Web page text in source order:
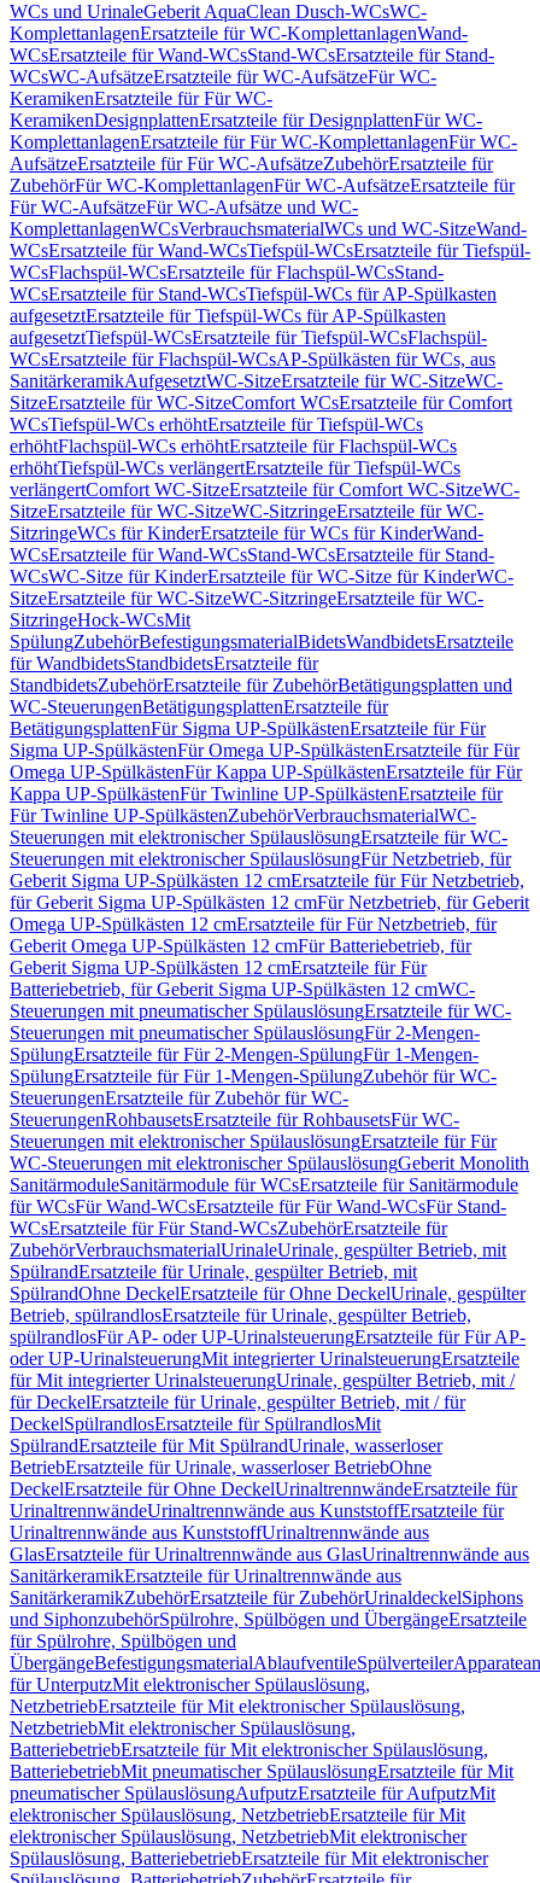
WCs und UrinaleGeberit AquaClean Dusch-WCsWC-
KomplettanlagenErsatzteile für WC-KomplettanlagenWand-
WCsErsatzteile für Wand-WCsStand-WCsErsatzteile für Stand-
WCsWC-AufsätzeErsatzteile für WC-AufsätzeFür WC-
KeramikenErsatzteile für Für WC-
KeramikenDesignplattenErsatzteile für DesignplattenFür WC-
KomplettanlagenErsatzteile für Für WC-KomplettanlagenFür WC-
AufsätzeErsatzteile für Für WC-AufsätzeZubehörErsatzteile für
ZubehörFür WC-KomplettanlagenFür WC-AufsätzeErsatzteile für
Für WC-AufsätzeFür WC-Aufsätze und WC-
KomplettanlagenWCsVerbrauchsmaterialWCs und WC-SitzeWand-
WCsErsatzteile für Wand-WCsTiefspül-WCsErsatzteile für Tiefspül-
WCsFlachspül-WCsErsatzteile für Flachspül-WCsStand-
WCsErsatzteile für Stand-WCsTiefspül-WCs für AP-Spülkasten
aufgesetztErsatzteile für Tiefspül-WCs für AP-Spülkasten
aufgesetztTiefspül-WCsErsatzteile für Tiefspül-WCsFlachspül-
WCsErsatzteile für Flachspül-WCsAP-Spülkästen für WCs, aus
SanitärkeramikAufgesetztWC-SitzeErsatzteile für WC-SitzeWC-
SitzeErsatzteile für WC-SitzeComfort WCsErsatzteile für Comfort
WCsTiefspül-WCs erhöhtErsatzteile für Tiefspül-WCs
erhöhtFlachspül-WCs erhöhtErsatzteile für Flachspül-WCs
erhöhtTiefspül-WCs verlängertErsatzteile für Tiefspül-WCs
verlängertComfort WC-SitzeErsatzteile für Comfort WC-SitzeWC-
SitzeErsatzteile für WC-SitzeWC-SitzringeErsatzteile für WC-
SitzringeWCs für KinderErsatzteile für WCs für KinderWand-
WCsErsatzteile für Wand-WCsStand-WCsErsatzteile für Stand-
WCsWC-Sitze für KinderErsatzteile für WC-Sitze für KinderWC-
SitzeErsatzteile für WC-SitzeWC-SitzringeErsatzteile für WC-
SitzringeHock-WCsMit
SpülungZubehörBefestigungsmaterialBidetsWandbidetsErsatzteile
für WandbidetsStandbidetsErsatzteile für
StandbidetsZubehörErsatzteile für ZubehörBetätigungsplatten und
WC-SteuerungenBetätigungsplattenErsatzteile für
BetätigungsplattenFür Sigma UP-SpülkästenErsatzteile für Für
Sigma UP-SpülkästenFür Omega UP-SpülkästenErsatzteile für Für
Omega UP-SpülkästenFür Kappa UP-SpülkästenErsatzteile für Für
Kappa UP-SpülkästenFür Twinline UP-SpülkästenErsatzteile für
Für Twinline UP-SpülkästenZubehörVerbrauchsmaterialWC-
Steuerungen mit elektronischer SpülauslösungErsatzteile für WC-
Steuerungen mit elektronischer SpülauslösungFür Netzbetrieb, für
Geberit Sigma UP-Spülkästen 12 cmErsatzteile für Für Netzbetrieb,
für Geberit Sigma UP-Spülkästen 12 cmFür Netzbetrieb, für Geberit
Omega UP-Spülkästen 12 cmErsatzteile für Für Netzbetrieb, für
Geberit Omega UP-Spülkästen 12 cmFür Batteriebetrieb, für
Geberit Sigma UP-Spülkästen 12 cmErsatzteile für Für
Batteriebetrieb, für Geberit Sigma UP-Spülkästen 12 cmWC-
Steuerungen mit pneumatischer SpülauslösungErsatzteile für WC-
Steuerungen mit pneumatischer SpülauslösungFür 2-Mengen-
SpülungErsatzteile für Für 2-Mengen-SpülungFür 1-Mengen-
SpülungErsatzteile für Für 1-Mengen-SpülungZubehör für WC-
SteuerungenErsatzteile für Zubehör für WC-
SteuerungenRohbausetsErsatzteile für RohbausetsFür WC-
Steuerungen mit elektronischer SpülauslösungErsatzteile für Für
WC-Steuerungen mit elektronischer SpülauslösungGeberit Monolith
SanitärmoduleSanitärmodule für WCsErsatzteile für Sanitärmodule
für WCsFür Wand-WCsErsatzteile für Für Wand-WCsFür Stand-
WCsErsatzteile für Für Stand-WCsZubehörErsatzteile für
ZubehörVerbrauchsmaterialUrinaleUrinale, gespülter Betrieb, mit
SpülrandErsatzteile für Urinale, gespülter Betrieb, mit
SpülrandOhne DeckelErsatzteile für Ohne DeckelUrinale, gespülter
Betrieb, spülrandlosErsatzteile für Urinale, gespülter Betrieb,
spülrandlosFür AP- oder UP-UrinalsteuerungErsatzteile für Für AP-
oder UP-UrinalsteuerungMit integrierter UrinalsteuerungErsatzteile
für Mit integrierter UrinalsteuerungUrinale, gespülter Betrieb, mit /
für DeckelErsatzteile für Urinale, gespülter Betrieb, mit / für
DeckelSpülrandlosErsatzteile für SpülrandlosMit
SpülrandErsatzteile für Mit SpülrandUrinale, wasserloser
BetriebErsatzteile für Urinale, wasserloser BetriebOhne
DeckelErsatzteile für Ohne DeckelUrinaltrennwändeErsatzteile für
UrinaltrennwändeUrinaltrennwände aus KunststoffErsatzteile für
Urinaltrennwände aus KunststoffUrinaltrennwände aus
GlasErsatzteile für Urinaltrennwände aus GlasUrinaltrennwände aus
SanitärkeramikErsatzteile für Urinaltrennwände aus
SanitärkeramikZubehörErsatzteile für ZubehörUrinaldeckelSiphons
und SiphonzubehörSpülrohre, Spülbögen und ÜbergängeErsatzteile
für Spülrohre, Spülbögen und
ÜbergängeBefestigungsmaterialAblaufventileSpülverteiler
für UnterputzMit elektronischer Spülauslösung,
NetzbetriebErsatzteile für Mit elektronischer Spülauslösung,
NetzbetriebMit elektronischer Spülauslösung,
BatteriebetriebErsatzteile für Mit elektronischer Spülauslösung,
BatteriebetriebMit pneumatischer SpülauslösungErsatzteile für Mit
pneumatischer SpülauslösungAufputzErsatzteile für AufputzMit
elektronischer Spülauslösung, NetzbetriebErsatzteile für Mit
elektronischer Spülauslösung, NetzbetriebMit elektronischer
Spülauslösung, BatteriebetriebErsatzteile für Mit elektronischer